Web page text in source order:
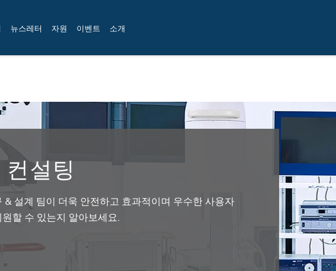
뉴스레터 자원 이벤트 소개
설팅
설계 팀이 더욱 안전하고 효과적이며 우수한 사용자
할 수 있는지 알아보세요.